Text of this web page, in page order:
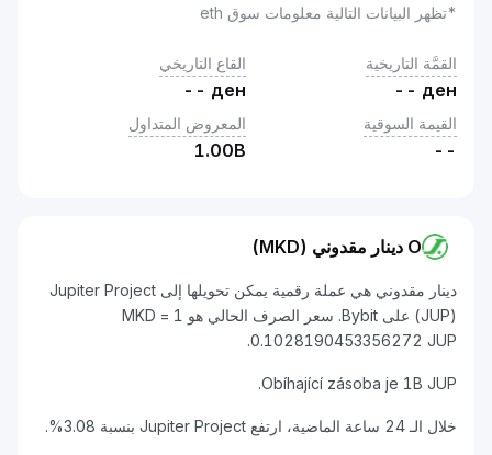
*تظهر البيانات التالية معلومات سوق eth
القمَّة التاريخية
ден
--
القاع التاريخي
ден
--
القيمة السوقية
--
المعروض المتداول
1.00B
O دينار مقدوني (MKD)
دينار مقدوني هي عملة رقمية يمكن تحويلها إلى Jupiter Project
(JUP) على Bybit. سعر الصرف الحالي هو 1 MKD =
0.1028190453356272 JUP.
Obíhající zásoba je 1B JUP.
خلال الـ 24 ساعة الماضية، ارتفع Jupiter Project بنسبة 3.08%.